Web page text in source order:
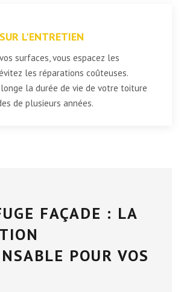
L'ENTRETIEN
surfaces, vous espacez les
les réparations coûteuses.
la durée de vie de votre toiture
de plusieurs années.
FAÇADE : LA
POUR VOS